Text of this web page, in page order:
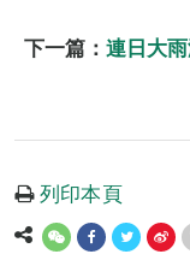
下一篇： 連日大
列印本頁